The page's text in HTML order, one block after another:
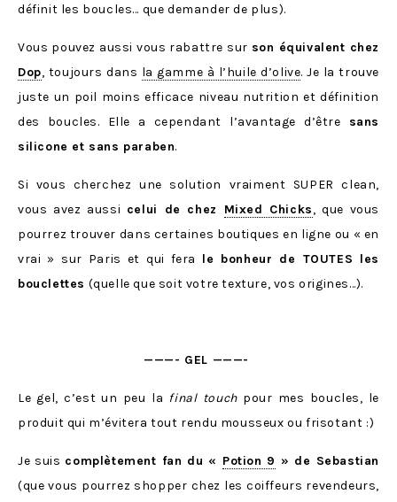
définit les boucles… que demander de plus).
Vous pouvez aussi vous rabattre sur son équivalent chez
Dop, toujours dans la gamme à l’huile d’olive. Je la trouve
juste un poil moins efficace niveau nutrition et définition
des boucles. Elle a cependant l’avantage d’être sans
silicone et sans paraben.
Si vous cherchez une solution vraiment SUPER clean,
vous avez aussi celui de chez Mixed Chicks, que vous
pourrez trouver dans certaines boutiques en ligne ou « en
vrai » sur Paris et qui fera le bonheur de TOUTES les
bouclettes (quelle que soit votre texture, vos origines…).
———- GEL ———-
Le gel, c’est un peu la final touchpour mes boucles, le
produit qui m’évitera tout rendu mousseux ou frisotant :)
Je suis complètement fan du « Potion 9 » de Sebastian
(que vous pourrez shopper chez les coiffeurs revendeurs,